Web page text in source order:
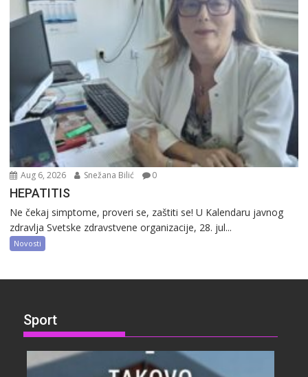
Aug 6, 2026 Snežana Bilić 0
HEPATITIS
Ne čekaj simptome, proveri se, zaštiti se! U Kalendaru javnog
zdravlja Svetske zdravstvene organizacije, 28. jul...
Novosti
Sport